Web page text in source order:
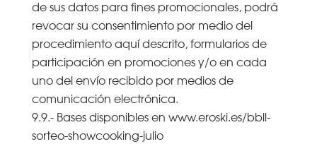
de sus datos para fines promocionales, podrá
revocar su consentimiento por medio del
procedimiento aquí descrito, formularios de
participación en promociones y/o en cada
uno del envío recibido por medios de
comunicación electrónica.
9.9.- Bases disponibles en www.eroski.es/bbll-
sorteo-showcooking-julio